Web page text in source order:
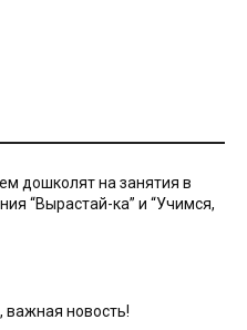
дошколят на занятия в
“Вырастай-ка” и “Учимся,
важная новость!